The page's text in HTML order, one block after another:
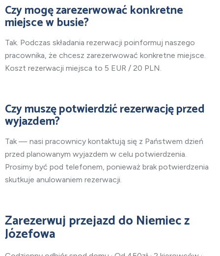
Czy mogę zarezerwować konkretne
miejsce w busie?
Tak. Podczas składania rezerwacji poinformuj naszego
pracownika, że chcesz zarezerwować konkretne miejsce.
Koszt rezerwacji miejsca to 5 EUR / 20 PLN.
Czy muszę potwierdzić rezerwację przed
wyjazdem?
Tak — nasi pracownicy kontaktują się z Państwem dzień
przed planowanym wyjazdem w celu potwierdzenia.
Prosimy być pod telefonem, ponieważ brak potwierdzenia
skutkuje anulowaniem rezerwacji.
Zarezerwuj przejazd do Niemiec z
Józefowa